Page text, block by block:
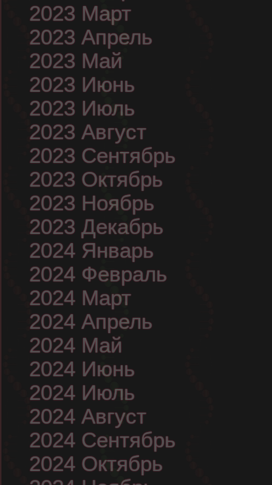
2023 Март
2023 Апрель
2023 Май
2023 Июнь
2023 Июль
2023 Август
2023 Сентябрь
2023 Октябрь
2023 Ноябрь
2023 Декабрь
2024 Январь
2024 Февраль
2024 Март
2024 Апрель
2024 Май
2024 Июнь
2024 Июль
2024 Август
2024 Сентябрь
2024 Октябрь